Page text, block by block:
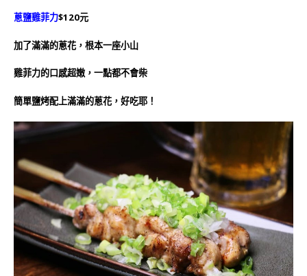
蔥鹽雞菲力$120元
加了滿滿的蔥花，根本一座小山
雞菲力的口感超嫩，一點都不會柴
簡單鹽烤配上滿滿的蔥花，好吃耶！